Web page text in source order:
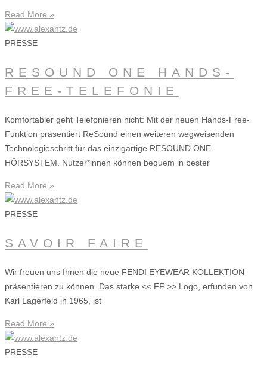
Read More »
PRESSE
RESOUND ONE HANDS-
FREE-TELEFONIE
Komfortabler geht Telefonieren nicht: Mit der neuen Hands-Free-
Funktion präsentiert ReSound einen weiteren wegweisenden
Technologieschritt für das einzigartige RESOUND ONE
HÖRSYSTEM. Nutzer*innen können bequem in bester
Read More »
PRESSE
SAVOIR FAIRE
Wir freuen uns Ihnen die neue FENDI EYEWEAR KOLLEKTION
präsentieren zu können. Das starke << FF >> Logo, erfunden von
Karl Lagerfeld in 1965, ist
Read More »
PRESSE